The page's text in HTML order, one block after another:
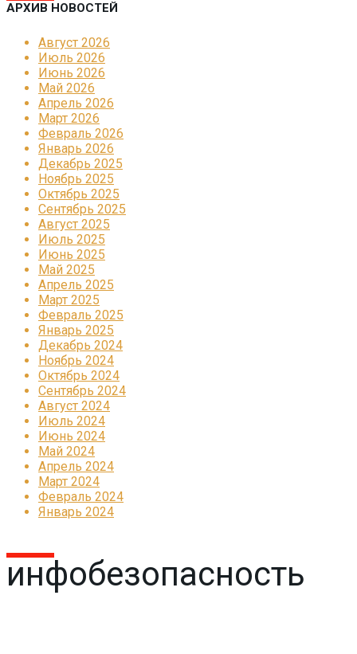
АРХИВ НОВОСТЕЙ
Август 2026
Июль 2026
Июнь 2026
Май 2026
Апрель 2026
Март 2026
Февраль 2026
Январь 2026
Декабрь 2025
Ноябрь 2025
Октябрь 2025
Сентябрь 2025
Август 2025
Июль 2025
Июнь 2025
Май 2025
Апрель 2025
Март 2025
Февраль 2025
Январь 2025
Декабрь 2024
Ноябрь 2024
Октябрь 2024
Сентябрь 2024
Август 2024
Июль 2024
Июнь 2024
Май 2024
Апрель 2024
Март 2024
Февраль 2024
Январь 2024
инфобезопасность